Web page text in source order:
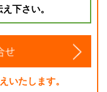
下さい。
いたします。